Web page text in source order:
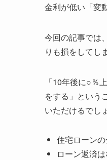
金利が低い「変
今回の記事では、
りも損をしてし
「10年後に○％
をする」という
いただけるでし
住宅ローン
ローン返済